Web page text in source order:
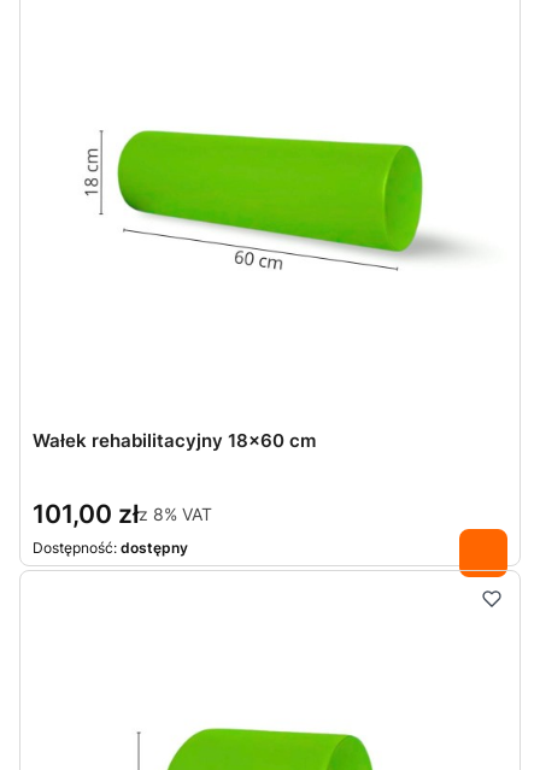
Wałek rehabilitacyjny 18x60 cm
101,00 złz 8% VAT
Dostępność: dostępny